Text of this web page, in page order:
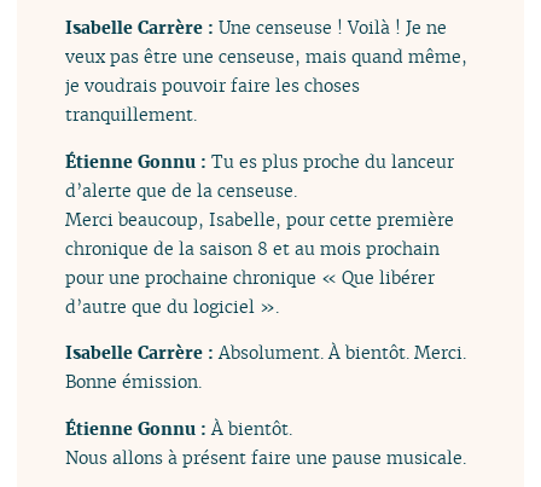
Isabelle Carrère :Une censeuse ! Voilà ! Je ne
veux pas être une censeuse, mais quand même,
je voudrais pouvoir faire les choses
tranquillement.
Étienne Gonnu :Tu es plus proche du lanceur
d’alerte que de la censeuse.
Merci beaucoup, Isabelle, pour cette première
chronique de la saison 8 et au mois prochain
pour une prochaine chronique « Que libérer
d’autre que du logiciel ».
Isabelle Carrère :Absolument. À bientôt. Merci.
Bonne émission.
Étienne Gonnu :À bientôt.
Nous allons à présent faire une pause musicale.